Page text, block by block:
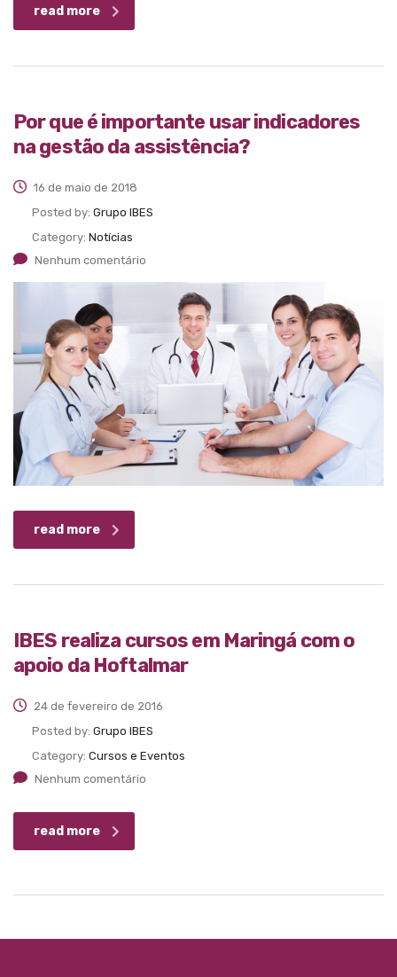
read more
Por que é importante usar indicadores
na gestão da assistência?
16 de maio de 2018
Posted by: Grupo IBES
Category: Notícias
Nenhum comentário
read more
IBES realiza cursos em Maringá com o
apoio da Hoftalmar
24 de fevereiro de 2016
Posted by: Grupo IBES
Category: Cursos e Eventos
Nenhum comentário
read more